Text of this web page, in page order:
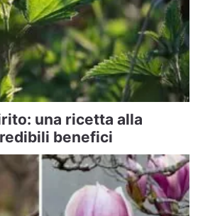
una ricetta alla
benefici